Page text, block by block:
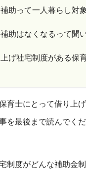
助って一人暮らし対
助はなくなるって聞
げ社宅制度がある保
育士にとって借り上
を最後まで読んでくだ
制度がどんな補助金制